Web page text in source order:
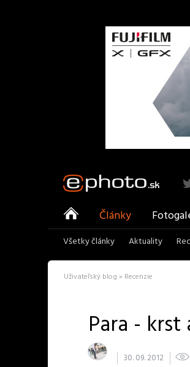
ePhoto
Články
Všetky články Aktuality
Uživateľský blog » Recenzie
Para -
30. 09. 2012